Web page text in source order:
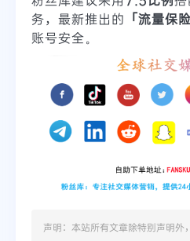
务，最新推出的 「流量保
账号安全。
声明：本站所有文章除特别声明外